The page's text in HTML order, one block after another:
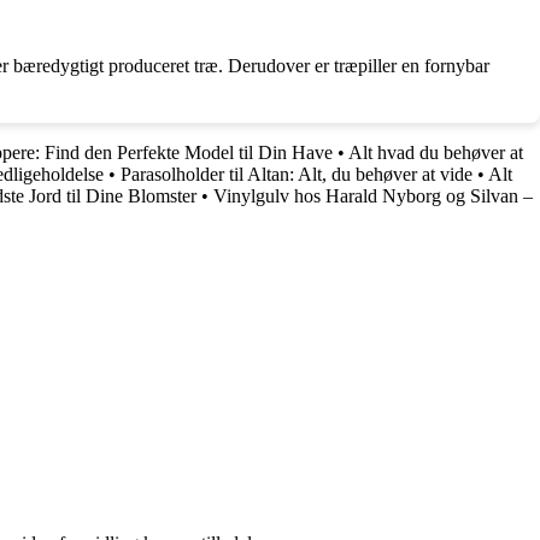
bæredygtigt produceret træ. Derudover er træpiller en fornybar
Find den Perfekte Model til Din Have • Alt hvad du behøver at
• Parasolholder til Altan: Alt, du behøver at vide • Alt
Jord til Dine Blomster• Vinylgulv hos Harald Nyborg og Silvan –